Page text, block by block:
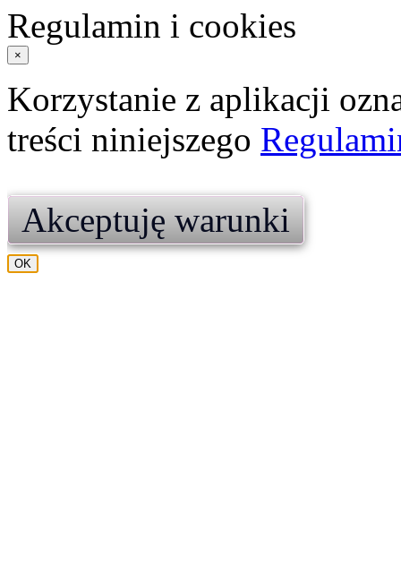
Regulamin i cookies
×
Korzystanie z aplikacji
treści niniejszego
Akceptuję warunki
OK